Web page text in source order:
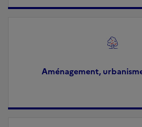
Aménagement,
Image